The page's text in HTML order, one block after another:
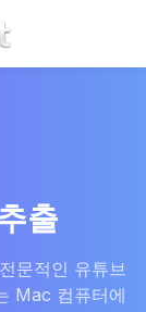
출
문적인 유튜브
Mac 컴퓨터에